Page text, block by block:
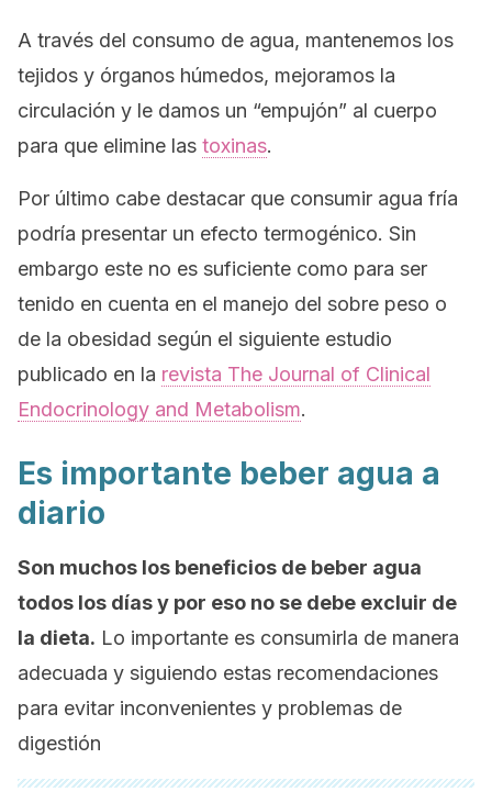
A través del consumo de agua, mantenemos los
tejidos y órganos húmedos, mejoramos la
circulación y le damos un “empujón” al cuerpo
para que elimine las toxinas.
Por último cabe destacar que consumir agua fría
podría presentar un efecto termogénico. Sin
embargo este no es suficiente como para ser
tenido en cuenta en el manejo del sobre peso o
de la obesidad según el siguiente estudio
publicado en la revista The Journal of Clinical
Endocrinology and Metabolism.
Es importante beber agua a
diario
Son muchos los beneficios de beber agua
todos los días y por eso no se debe excluir de
la dieta. Lo importante es consumirla de manera
adecuada y siguiendo estas recomendaciones
para evitar inconvenientes y problemas de
digestión